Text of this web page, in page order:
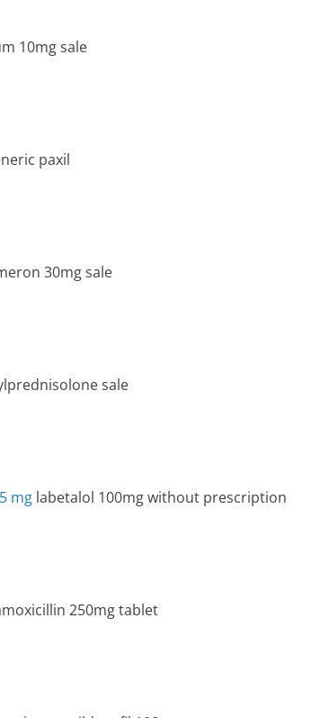
10mg sale
paxil
30mg sale
sale
mg labetalol 100mg without prescription
250mg tablet